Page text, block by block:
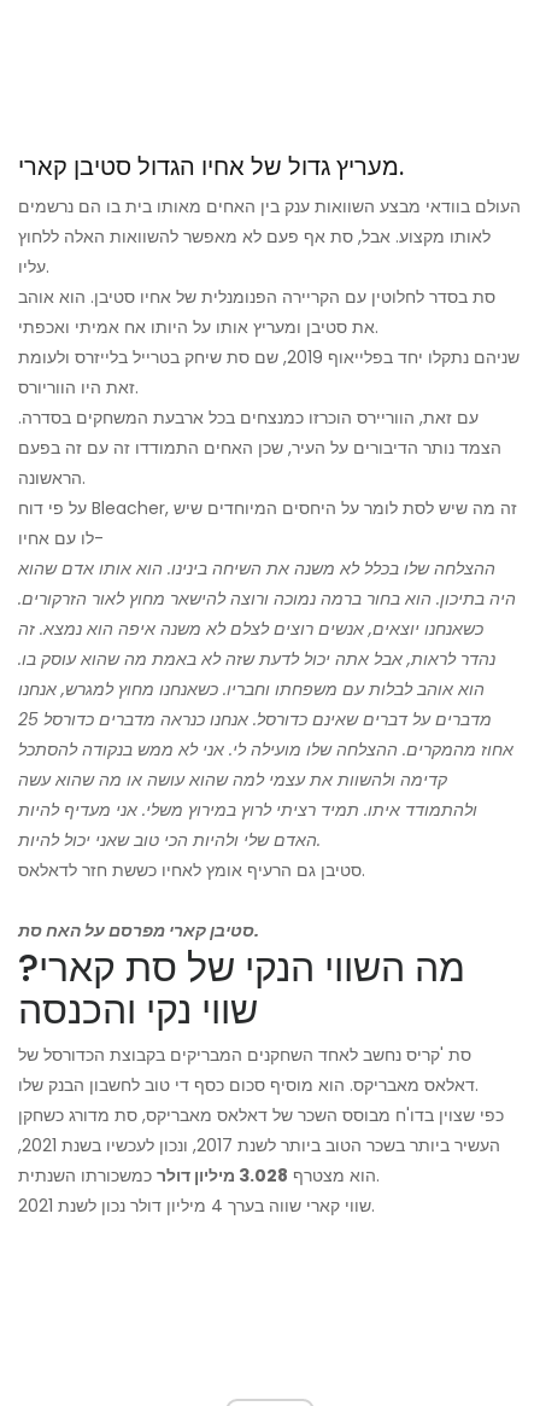
מעריץ גדול של אחיו הגדול סטיבן קארי.
העולם בוודאי מבצע השוואות ענק בין האחים מאותו בית בו הם נרשמים
לאותו מקצוע. אבל, סת אף פעם לא מאפשר להשוואות האלה ללחוץ
עליו.
סת בסדר לחלוטין עם הקריירה הפנומנלית של אחיו סטיבן. הוא אוהב
את סטיבן ומעריץ אותו על היותו אח אמיתי ואכפתי.
שניהם נתקלו יחד בפלייאוף 2019, שם סת שיחק בטרייל בלייזרס ולעומת
זאת היו הווריורס.
עם זאת, הווריירס הוכרזו כמנצחים בכל ארבעת המשחקים בסדרה.
הצמד נותר הדיבורים על העיר, שכן האחים התמודדו זה עם זה בפעם
הראשונה.
על פי דוח Bleacher, זה מה שיש לסת לומר על היחסים המיוחדים שיש
לו עם אחיו-
ההצלחה שלו בכלל לא משנה את השיחה בינינו. הוא אותו אדם שהוא
היה בתיכון. הוא בחור ברמה נמוכה ורוצה להישאר מחוץ לאור הזרקורים.
כשאנחנו יוצאים, אנשים רוצים לצלם לא משנה איפה הוא נמצא. זה
נהדר לראות, אבל אתה יכול לדעת שזה לא באמת מה שהוא עוסק בו.
הוא אוהב לבלות עם משפחתו וחבריו. כשאנחנו מחוץ למגרש, אנחנו
מדברים על דברים שאינם כדורסל. אנחנו כנראה מדברים כדורסל 25
אחוז מהמקרים. ההצלחה שלו מועילה לי. אני לא ממש בנקודה להסתכל
קדימה ולהשוות את עצמי למה שהוא עושה או מה שהוא עשה
ולהתמודד איתו. תמיד רציתי לרוץ במירוץ משלי. אני מעדיף להיות
האדם שלי ולהיות הכי טוב שאני יכול להיות.
סטיבן גם הרעיף אומץ לאחיו כששת חזר לדאלאס.
סטיבן קארי מפרסם על האח סת.
מה השווי הנקי של סת קארי?
שווי נקי והכנסה
סת 'קריס נחשב לאחד השחקנים המבריקים בקבוצת הכדורסל של
דאלאס מאבריקס. הוא מוסיף סכום כסף די טוב לחשבון הבנק שלו.
כפי שצוין בדו'ח מבוסס השכר של דאלאס מאבריקס, סת מדורג כשחקן
העשיר ביותר בשכר הטוב ביותר לשנת 2017, ונכון לעכשיו בשנת 2021,
הוא מצטרף 3.028 מיליון דולר
כמשכורתו השנתית.
שווי קארי שווה בערך 4 מיליון דולר נכון לשנת 2021.